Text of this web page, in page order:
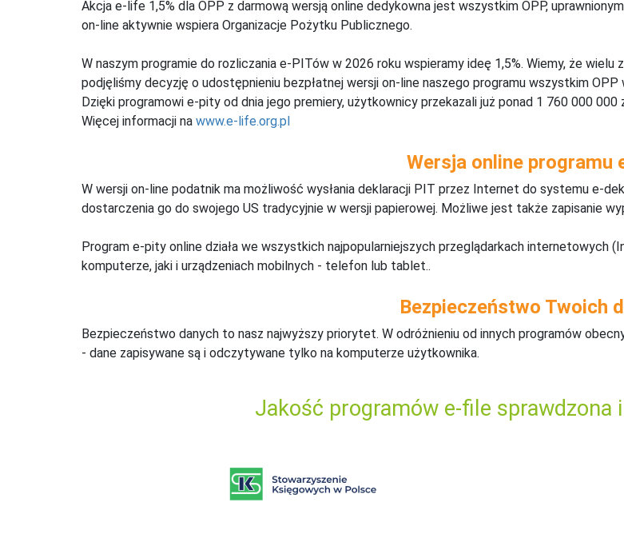
Akcja e-life 1,5% dla OPP z darmową wersją online dedykowna jest wszystkim OPP,
on-line aktywnie wspiera Organizacje Pożytku Publicznego.
W naszym programie do rozliczania e-PITów w 2026 roku wspieramy ideę 1,5%. Wiemy, że
podjęliśmy decyzję o udostępnieniu bezpłatnej wersji on-line naszego programu wszystkim
Dzięki programowi e-pity od dnia jego premiery, użytkownicy przekazali już ponad 1 760 000 000
Więcej informacji na www.e-life.org.pl
Wersja online programu
W wersji on-line podatnik ma możliwość wysłania deklaracji PIT przez Internet do systemu e-
dostarczenia go do swojego US tradycyjnie w wersji papierowej. Możliwe jest także zapisanie
Program e-pity online działa we wszystkich najpopularniejszych przeglądarkach internetowych
komputerze, jaki i urządzeniach mobilnych - telefon lub tablet..
Bezpieczeństwo Twoich
Bezpieczeństwo danych to nasz najwyższy priorytet. W odróżnieniu od innych programów
- dane zapisywane są i odczytywane tylko na komputerze użytkownika.
Jakość programów e-file sprawdzona